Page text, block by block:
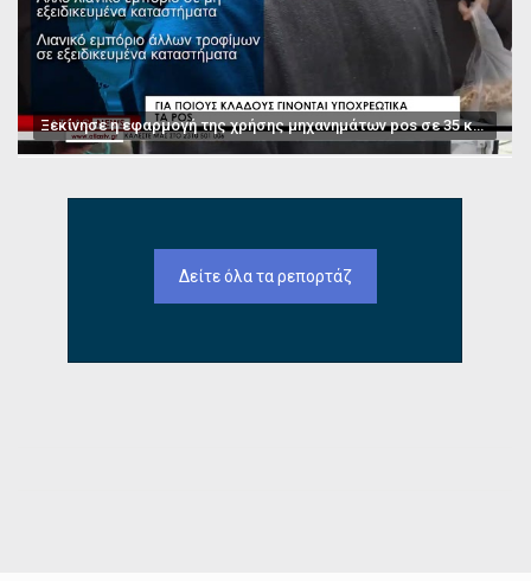
Ξεκίνησε η εφαρμογή της χρήσης μηχανημάτων pos σε 35 κατηγορίες επαγγελμάτων
Δείτε όλα τα ρεπορτάζ